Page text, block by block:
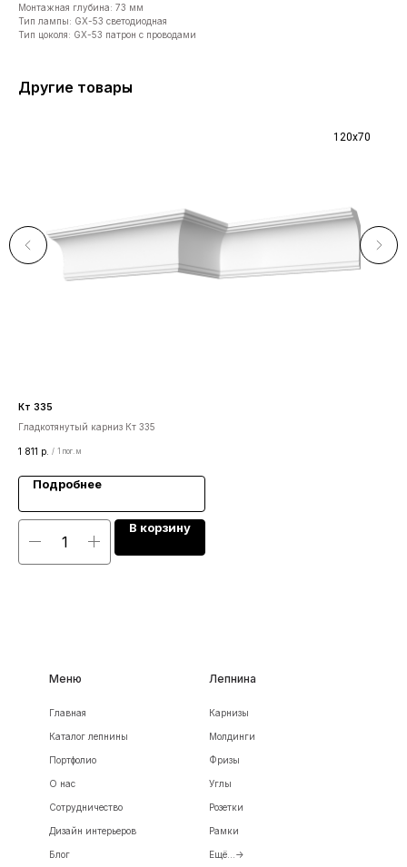
Монтажная глубина: 73 мм
Тип лампы: GX-53 светодиодная
Тип цоколя: GX-53 патрон с проводами
Другие товары
120x70
Кт 335
Гладкотянутый карниз Кт 335
1 811 р. / 1 пог. м
Подробнее
В корзину
Меню
Главная
О нас
Каталог лепнины
Портфолио
Сотрудничество
Дизайн интерьеров
Блог
Лепнина
Карнизы
Молдинги
Фризы
Углы
Розетки
Рамки
Ещё...->